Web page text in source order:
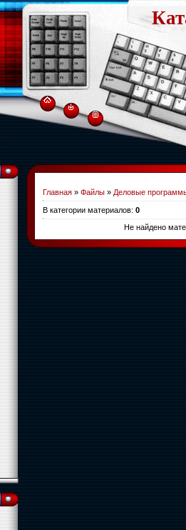
Главная » Файлы » Деловые
В категории материалов: 0
Не найдено